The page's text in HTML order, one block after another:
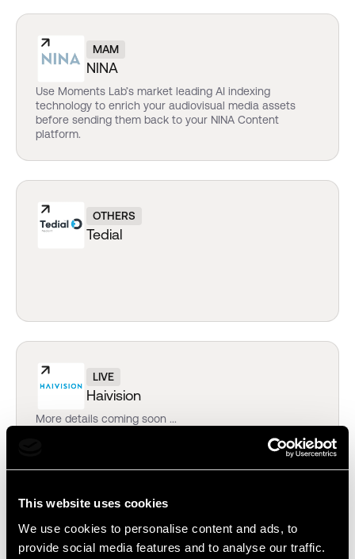
This website uses cookies
We use cookies to personalise content and ads, to
provide social media features and to analyse our traffic.
MAM
NINA
Use Moments Lab’s market leading AI indexing
technology to enrich your audiovisual media assets
before sending them back to your NINA Content
platform.
OTHERS
Tedial
LIVE
Haivision
More details coming soon ...